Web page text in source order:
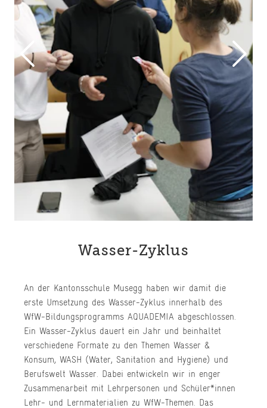
Wasser-Zyklus
An der Kantonsschule Musegg haben wir damit die
erste Umsetzung des Wasser-Zyklus innerhalb des
WfW-Bildungsprogramms AQUADEMIA abgeschlossen.
Ein Wasser-Zyklus dauert ein Jahr und beinhaltet
verschiedene Formate zu den Themen Wasser &
Konsum, WASH (Water, Sanitation and Hygiene) und
Berufswelt Wasser. Dabei entwickeln wir in enger
Zusammenarbeit mit Lehrpersonen und Schüler*innen
Lehr- und Lernmaterialien zu WfW-Themen. Das